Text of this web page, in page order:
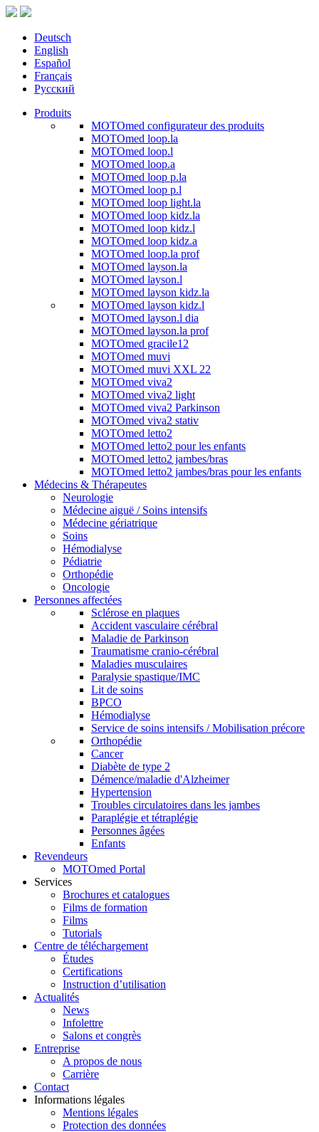
Deutsch
English
Español
Français
Русский
Produits
MOTOmed configurateur des produits
MOTOmed loop.la
MOTOmed loop.l
MOTOmed loop.a
MOTOmed loop p.la
MOTOmed loop p.l
MOTOmed loop light.la
MOTOmed loop kidz.la
MOTOmed loop kidz.l
MOTOmed loop kidz.a
MOTOmed loop.la prof
MOTOmed layson.la
MOTOmed layson.l
MOTOmed layson kidz.la
MOTOmed layson kidz.l
MOTOmed layson.l dia
MOTOmed layson.la prof
MOTOmed gracile12
MOTOmed muvi
MOTOmed muvi XXL 22
MOTOmed viva2
MOTOmed viva2 light
MOTOmed viva2 Parkinson
MOTOmed viva2 stativ
MOTOmed letto2
MOTOmed letto2 pour les enfants
MOTOmed letto2 jambes/bras
MOTOmed letto2 jambes/bras pour les enfants
Médecins & Thérapeutes
Neurologie
Médecine aiguë / Soins intensifs
Médecine gériatrique
Soins
Hémodialyse
Pédiatrie
Orthopédie
Oncologie
Personnes affectées
Sclérose en plaques
Accident vasculaire cérébral
Maladie de Parkinson
Traumatisme cranio-cérébral
Maladies musculaires
Paralysie spastique/IMC
Lit de soins
BPCO
Hémodialyse
Service de soins intensifs / Mobilisation précore
Orthopédie
Cancer
Diabète de type 2
Démence/maladie d'Alzheimer
Hypertension
Troubles circulatoires dans les jambes
Paraplégie et tétraplégie
Personnes âgées
Enfants
Revendeurs
MOTOmed Portal
Services
Brochures et catalogues
Films de formation
Films
Tutorials
Centre de téléchargement
Études
Certifications
Instruction d’utilisation
Actualités
News
Infolettre
Salons et congrès
Entreprise
A propos de nous
Carrière
Contact
Informations légales
Mentions légales
Protection des données